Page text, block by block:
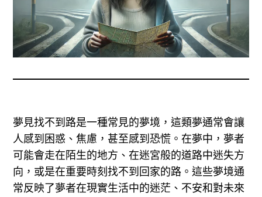
夢見找不到路是一種常見的夢境，這類夢通常會讓
人感到困惑、焦慮，甚至感到恐慌。在夢中，夢者
可能會走在陌生的地方、在迷宮般的道路中迷失方
向，或是在重要時刻找不到回家的路。這些夢境通
常反映了夢者在現實生活中的迷茫、不安和對未來